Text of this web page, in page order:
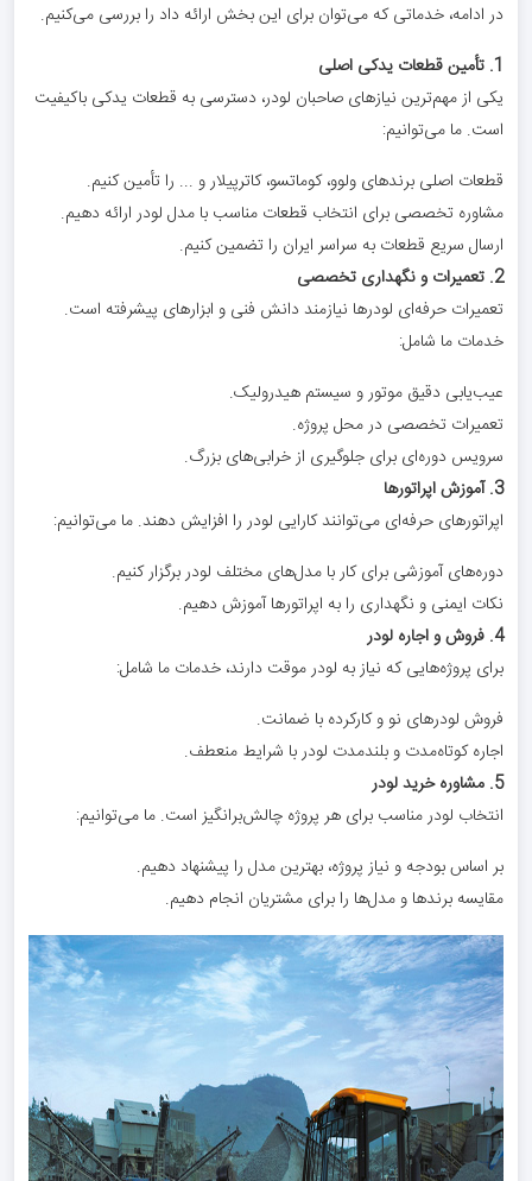
در ادامه، خدماتی که می‌توان برای این بخش ارائه داد را بررسی می‌کنیم.
1. تأمین قطعات یدکی اصلی
یکی از مهم‌ترین نیازهای صاحبان لودر، دسترسی به قطعات یدکی باکیفیت
است. ما می‌توانیم:
قطعات اصلی برندهای ولوو، کوماتسو، کاترپیلار و ... را تأمین کنیم.
مشاوره تخصصی برای انتخاب قطعات مناسب با مدل لودر ارائه دهیم.
ارسال سریع قطعات به سراسر ایران را تضمین کنیم.
2. تعمیرات و نگهداری تخصصی
تعمیرات حرفه‌ای لودرها نیازمند دانش فنی و ابزارهای پیشرفته است.
خدمات ما شامل:
عیب‌یابی دقیق موتور و سیستم هیدرولیک.
تعمیرات تخصصی در محل پروژه.
سرویس دوره‌ای برای جلوگیری از خرابی‌های بزرگ.
3. آموزش اپراتورها
اپراتورهای حرفه‌ای می‌توانند کارایی لودر را افزایش دهند. ما می‌توانیم:
دوره‌های آموزشی برای کار با مدل‌های مختلف لودر برگزار کنیم.
نکات ایمنی و نگهداری را به اپراتورها آموزش دهیم.
4. فروش و اجاره لودر
برای پروژه‌هایی که نیاز به لودر موقت دارند، خدمات ما شامل:
فروش لودرهای نو و کارکرده با ضمانت.
اجاره کوتاه‌مدت و بلندمدت لودر با شرایط منعطف.
5. مشاوره خرید لودر
انتخاب لودر مناسب برای هر پروژه چالش‌برانگیز است. ما می‌توانیم:
بر اساس بودجه و نیاز پروژه، بهترین مدل را پیشنهاد دهیم.
مقایسه برندها و مدل‌ها را برای مشتریان انجام دهیم.